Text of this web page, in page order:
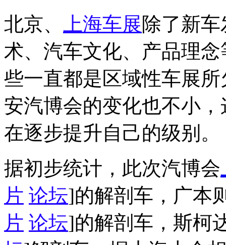
北京、
上海车展除了新
术、汽车文化、产品理
些一直都是区域性车展
安汽博会的变化也不小
在逐步提升自己的级别。
据初步统计，此次汽博会
片 论坛]的解剖车，广本
片 论坛]的解剖车，斯柯